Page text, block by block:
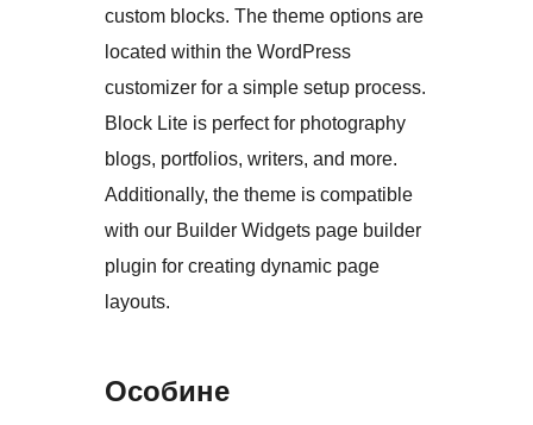
custom blocks. The theme options are
located within the WordPress
customizer for a simple setup process.
Block Lite is perfect for photography
blogs, portfolios, writers, and more.
Additionally, the theme is compatible
with our Builder Widgets page builder
plugin for creating dynamic page
layouts.
Особине